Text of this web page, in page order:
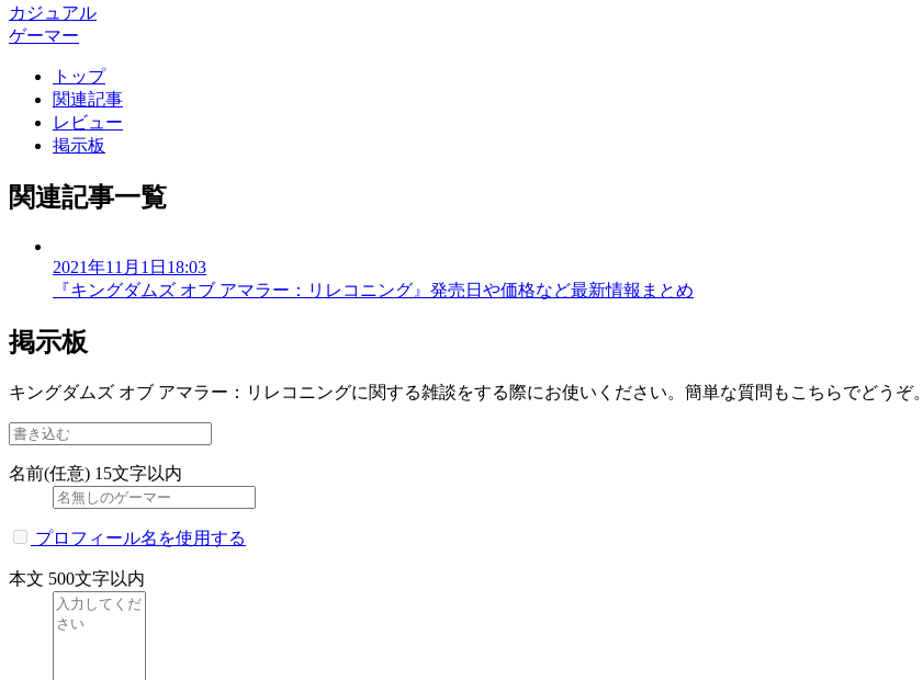
カジュアル
ゲーマー
トップ
関連記事
レビュー
掲示板
関連記事一覧
2021年11月1日18:03
『キングダムズ オブ アマラー：リレコニング』発売日や価格など最新情報まとめ
掲示板
キングダムズ オブ アマラー：リレコニングに関する雑談をする際にお使いください。簡単な質問もこちらでどうぞ。
名前(任意) 15文字以内
プロフィール名を使用する
本文 500文字以内